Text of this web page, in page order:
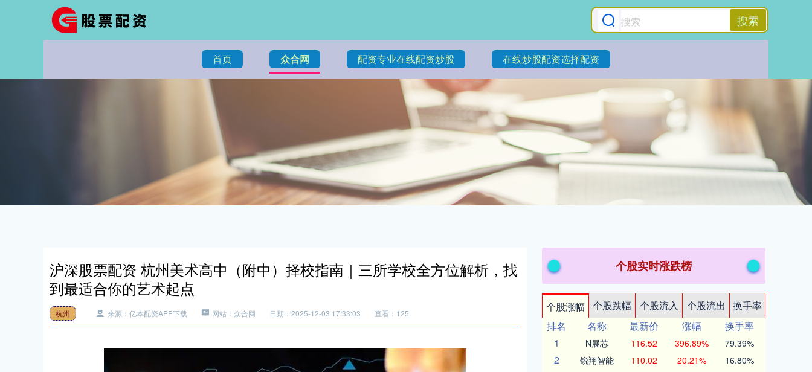
搜索
首页 众合网 配资专业在线配资炒股 在线炒股配资选择配资
沪深股票配资 杭州美术高中（附中）择校指南｜三所学校全方位解析，找
到最适合你的艺术起点
杭州 来源：亿本配资APP下载 网站：众合网 日期：2025-12-03 17:33:03 查看：125
个股实时涨跌榜
个股涨幅 个股跌幅 个股流入 个股流出
换手率
排名
名称 最新价 涨幅
换手率
1
N展芯 116.52 396.89% 79.39%
2 锐翔智能 110.02 20.21% 16.80%